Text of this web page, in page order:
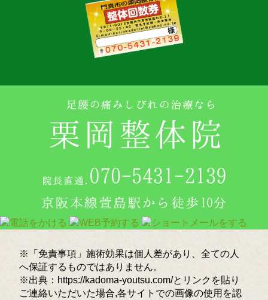
※「免責事項」施術効果は個人差があり、全ての人
へ保証するものではありません。
※出典：https://kadoma-youtsu.com/とリンクを貼り
ご連絡いただいた場合,各サイトでの画像の使用を認